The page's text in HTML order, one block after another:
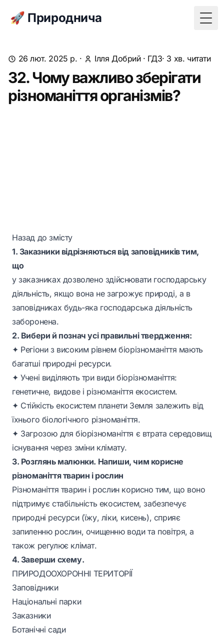
🚀 Природнича
26 лют. 2025 р. · Ілля Добрий· ГДЗ· 3 хв. читати
32. Чому важливо зберігати
різноманіття організмів?
Назад до змісту
1. Заказники відрізняються від заповідників тим,
що
у заказниках дозволено здійснювати господарську
діяльність, якщо вона не загрожує природі, а в
заповідниках будь-яка господарська діяльність
заборонена.
2. Вибери й познач усі правильні твердження:
✦ Регіони з високим рівнем біорізноманіття мають
багатші природні ресурси.
✦ Учені виділяють три види біорізноманіття:
генетичне, видове і різноманіття екосистем.
✦ Стійкість екосистем планети Земля залежить від
їхнього біологічного різноманіття.
✦ Загрозою для біорізноманіття є втрата середовищ
існування через зміни клімату.
3. Розглянь малюнки. Напиши, чим корисне
різноманіття тварин і рослин
Різноманіття тварин і рослин корисно тим, що воно
підтримує стабільність екосистем, забезпечує
природні ресурси (їжу, ліки, кисень), сприяє
запиленню рослин, очищенню води та повітря, а
також регулює клімат.
4. Заверши схему.
ПРИРОДООХОРОННІ ТЕРИТОРІЇ
Заповідники
Національні парки
Заказники
Ботанічні сади